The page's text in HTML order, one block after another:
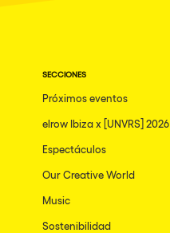
SECCIONES
Próximos eventos
elrow Ibiza x [UNVRS] 2026
Espectáculos
Our Creative World
Music
Sostenibilidad